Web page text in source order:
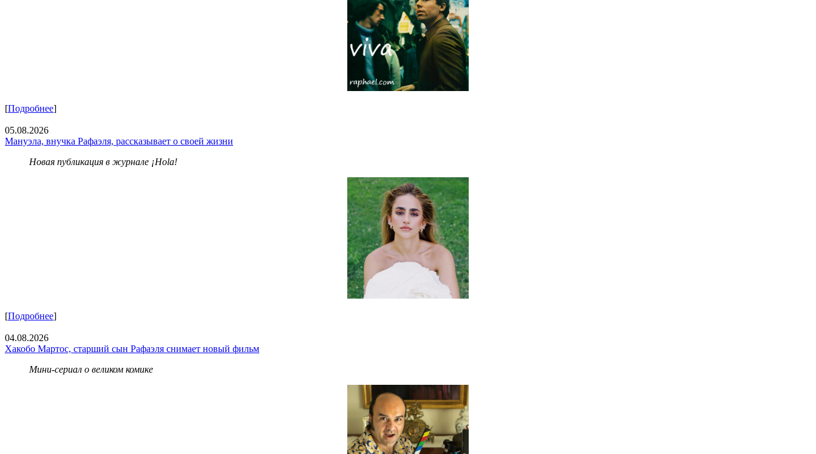
[Подробнее]
05.08.2026
Мануэла, внучка Рафаэля, рассказывает о своей жизни
Новая публикация в журнале ¡Hola!
[Подробнее]
04.08.2026
Хакобо Мартос, старший сын Рафаэля снимает новый фильм
Мини-сериал о великом комике